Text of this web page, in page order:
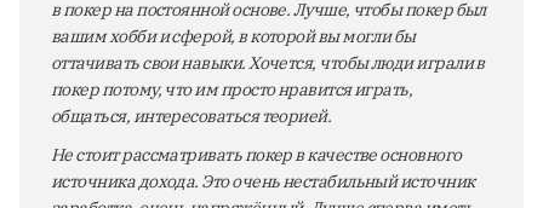
в покер на постоянной основе. Лучше, чтобы покер был
вашим хобби и сферой, в которой вы могли бы
оттачивать свои навыки. Хочется, чтобы люди играли в
покер потому, что им просто нравится играть,
общаться, интересоваться теорией.
Не стоит рассматривать покер в качестве основного
источника дохода. Это очень нестабильный источник